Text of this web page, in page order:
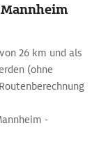
26 km und als
(ohne
-